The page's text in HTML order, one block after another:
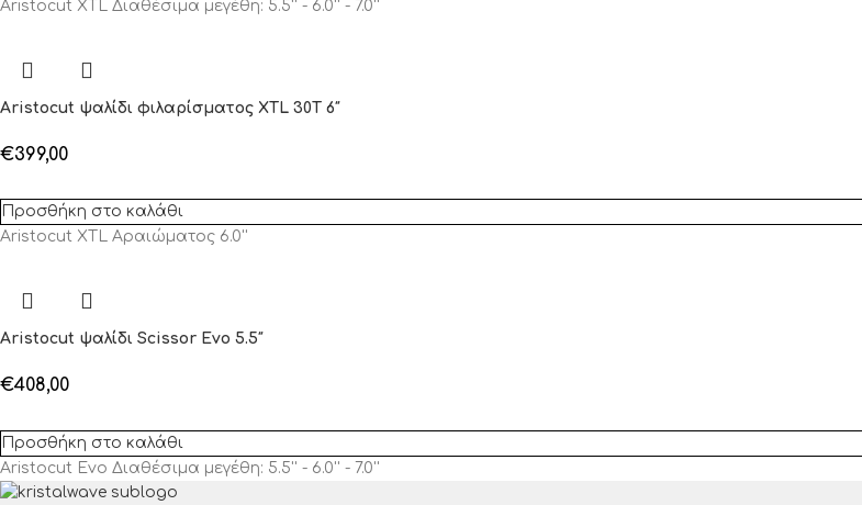
Aristocut XTL Διαθέσιμα μεγέθη: 5.5'' - 6.0'' - 7.0''
Aristocut ψαλίδι φιλαρίσματος XTL 30T 6″
€399,00
Προσθήκη στο καλάθι
Aristocut XTL Αραιώματος 6.0''
Aristocut ψαλίδι Scissor Evo 5.5″
€408,00
Προσθήκη στο καλάθι
Aristocut Evo Διαθέσιμα μεγέθη: 5.5'' - 6.0'' - 7.0''